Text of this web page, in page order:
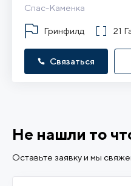
Спас-Каменка
Гринфилд 21
Связаться
Не нашли то
Оставьте заявку и мы